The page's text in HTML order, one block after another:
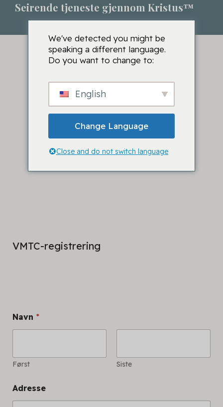
Seirende tjeneste gjennom Kristus™
VMTC-registrering
Navn *
Først Siste
Adresse
We've detected you might be
speaking a different language.
Do you want to change to:
English
Change Language
Close and do not switch language